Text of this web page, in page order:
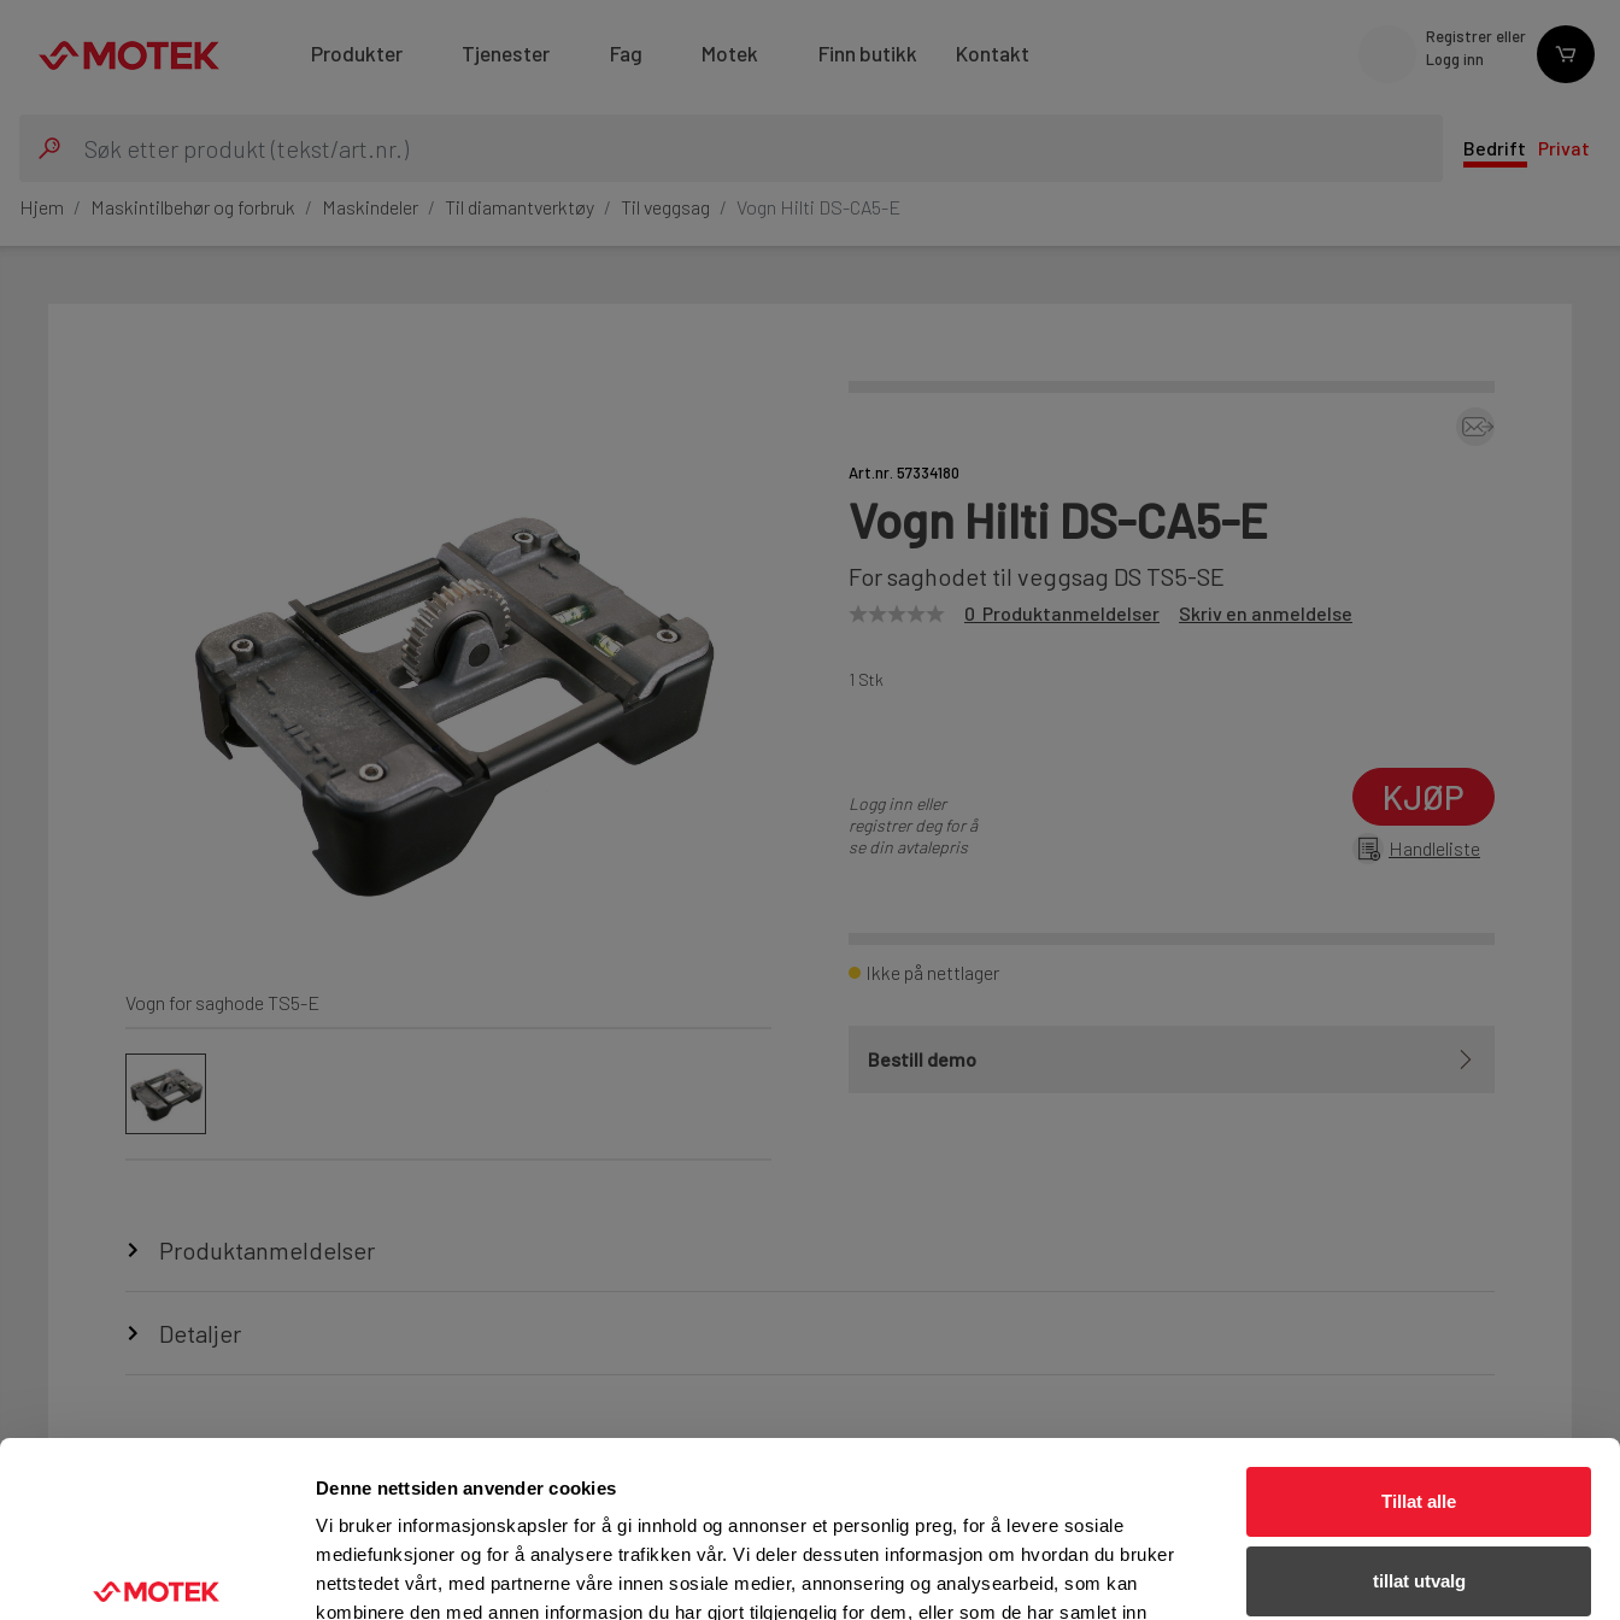
Denne nettsiden anvender cookies
Vi bruker informasjonskapsler for å gi innhold og annonser et personlig preg, for å levere sosiale
mediefunksjoner og for å analysere trafikken vår. Vi deler dessuten informasjon om hvordan du bruker
nettstedet vårt, med partnerne våre innen sosiale medier, annonsering og analysearbeid, som kan
kombinere den med annen informasjon du har gjort tilgjengelig for dem, eller som de har samlet inn
Tillat alle
tillat utvalg
Produkter Tjenester Fag Motek Finn butikk Kontakt
Registrer eller
Logg inn
Bedrift Privat
Hjem Maskintilbehør og forbruk Maskindeler Til diamantverktøy Til veggsag Vogn Hilti DS-CA5-E
Vogn for saghode TS5-E
Art.nr. 57334180
Vogn Hilti DS-CA5-E
For saghodet til veggsag DS TS5-SE
0 Produktanmeldelser Skriv en anmeldelse
1 Stk
Logg inn eller
registrer deg for å
se din avtalepris
KJØP
Handleliste
Ikke på nettlager
Bestill demo
Produktanmeldelser
Detaljer
FIRMAINFORMASJON
TJENESTER
FØLG OSS PÅ
KUNDESERVICE: